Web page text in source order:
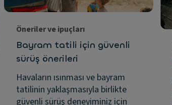
Öneriler ve ipuçları
Bayram tatili için güvenli
sürüş önerileri
Havaların ısınması ve bayram
tatilinin yaklaşmasıyla birlikte
güvenli sürüş deneyiminiz için